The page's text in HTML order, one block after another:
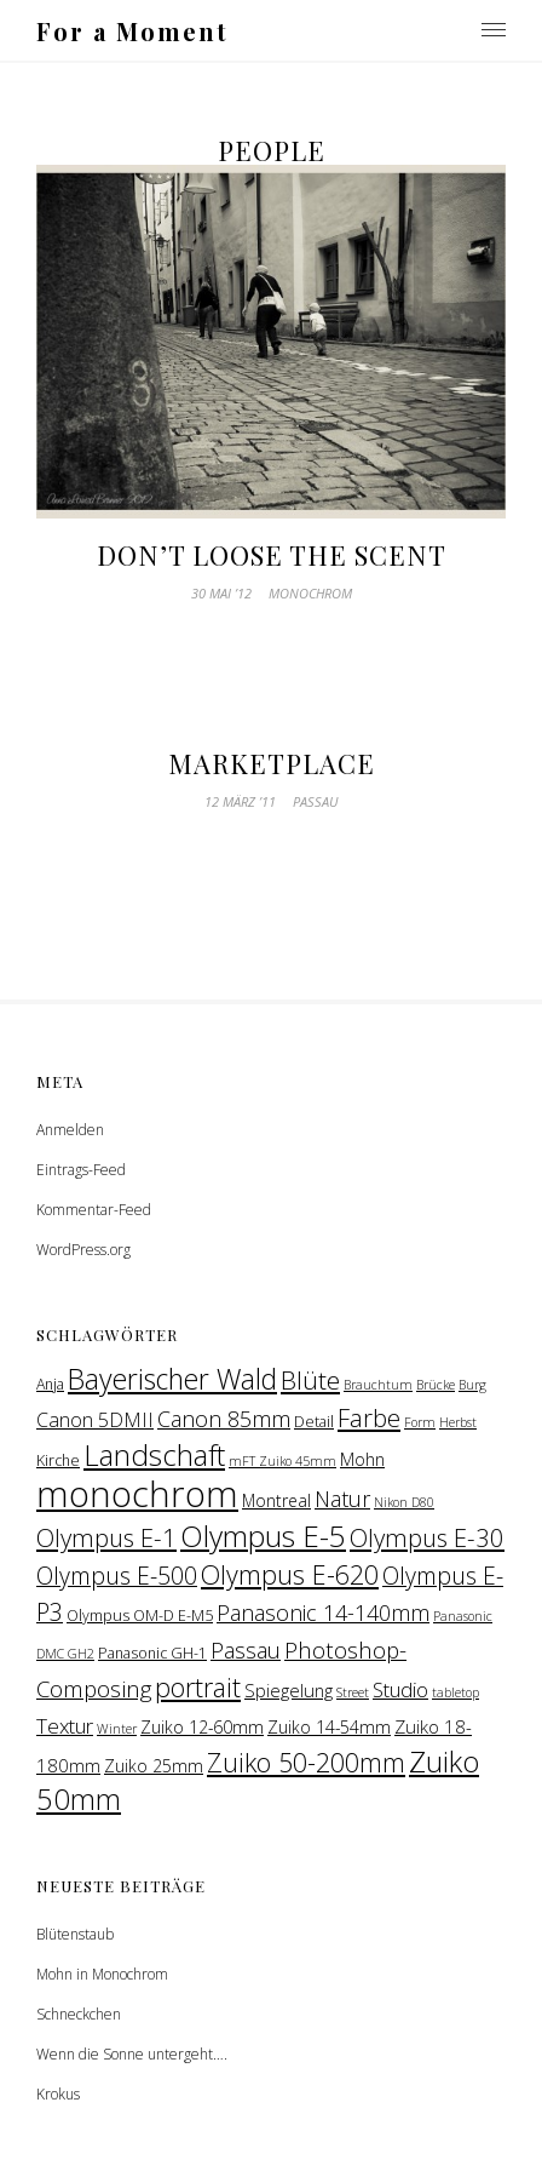
For a Moment
PEOPLE
DON’T LOOSE THE SCENT
30 MAI ’12 MONOCHROM
MARKETPLACE
12 MÄRZ ’11 PASSAU
META
Anmelden
Eintrags-Feed
Kommentar-Feed
WordPress.org
SCHLAGWÖRTER
Anja Bayerischer Wald Blüte Brauchtum Brücke Burg
Canon 5DMII Canon 85mm Detail Farbe Form Herbst
Kirche Landschaft mFT Zuiko 45mm Mohn
monochrom Montreal Natur Nikon D80
Olympus E-1 Olympus E-5 Olympus E-30
Olympus E-500Olympus E-620Olympus E-
P3 Olympus OM-D E-M5 Panasonic 14-140mm Panasonic
DMC GH2 Panasonic GH-1 Passau Photoshop-
Composingportrait Spiegelung Street Studio tabletop
Textur Winter Zuiko 12-60mm Zuiko 14-54mm Zuiko 18-
180mm Zuiko 25mm Zuiko 50-200mm Zuiko
50mm
NEUESTE BEITRÄGE
Blütenstaub
Mohn in Monochrom
Schneckchen
Wenn die Sonne untergeht….
Krokus